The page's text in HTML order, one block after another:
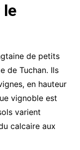
le
de petits
de Tuchan. Ils
en hauteur
vignoble est
varient
calcaire aux